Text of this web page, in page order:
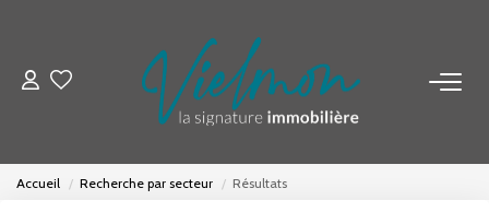
NOS BIENS
Acheter
Accueil Recherche par secteur Résultats